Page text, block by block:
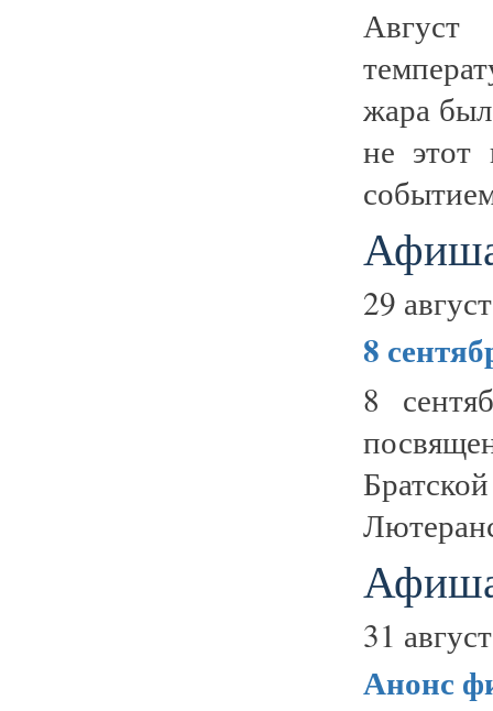
жара
не этот
29
8
8
31
Анонс